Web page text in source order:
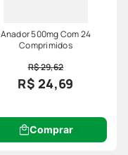
Anador 500mg Com 24
Comprimidos
R$ 29,62
R$ 24,69
Comprar